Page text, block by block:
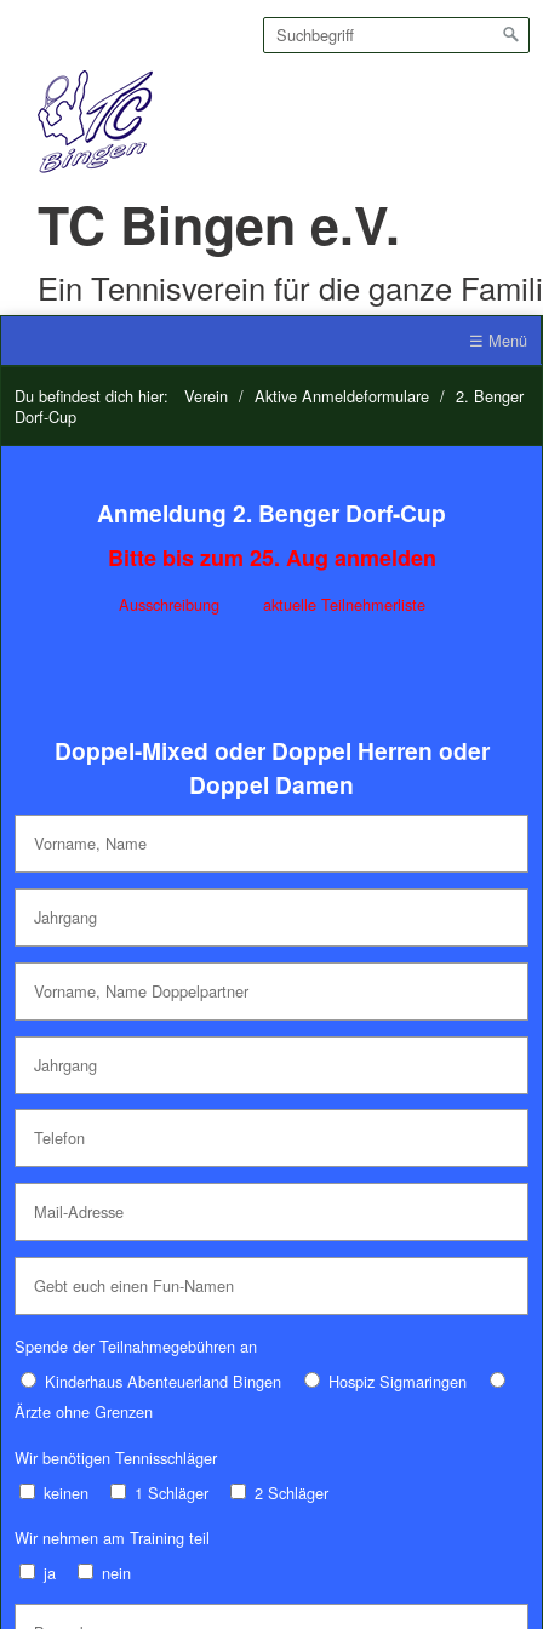
TC Bingen e.V.
Ein Tennisverein für die ganze
☰ Menü
Du befindest dich hier: Verein / Aktive Anmeldeformulare / 2. Benger
Dorf-Cup
Anmeldung 2. Benger Dorf-Cup
Bitte bis zum 25. Aug anmelden
Ausschreibung aktuelle Teilnehmerliste
Doppel-Mixed oder Doppel Herren oder
Doppel Damen
Spende der Teilnahmegebühren an
Kinderhaus Abenteuerland Bingen
Hospiz Sigmaringen
Ärzte ohne Grenzen
Wir benötigen Tennisschläger
keinen
1 Schläger
2 Schläger
Wir nehmen am Training teil
ja
nein